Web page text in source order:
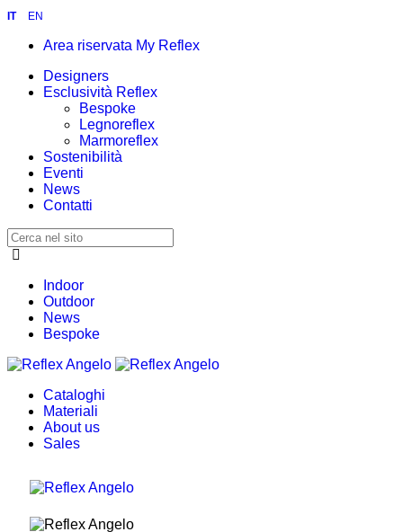
IT EN
Area riservata My Reflex
Designers
Esclusività Reflex
Bespoke
Legnoreflex
Marmoreflex
Sostenibilità
Eventi
News
Contatti
Indoor
Outdoor
News
Bespoke
Cataloghi
Materiali
About us
Sales